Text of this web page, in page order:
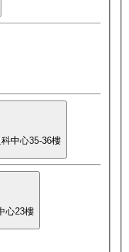
中心35-36樓
心23樓